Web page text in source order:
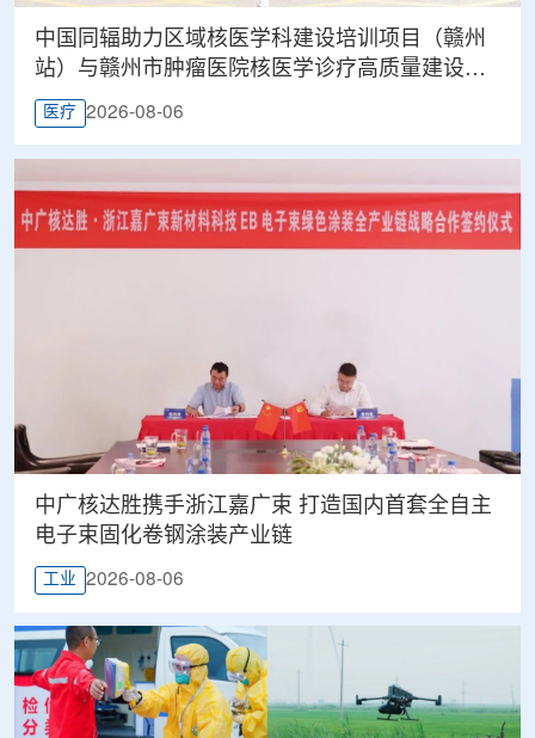
中国同辐助力区域核医学科建设培训项目（赣州
站）与赣州市肿瘤医院核医学诊疗高质量建设项
目同步启动
医疗 2026-08-06
中广核达胜携手浙江嘉广束 打造国内首套全自主
电子束固化卷钢涂装产业链
工业 2026-08-06